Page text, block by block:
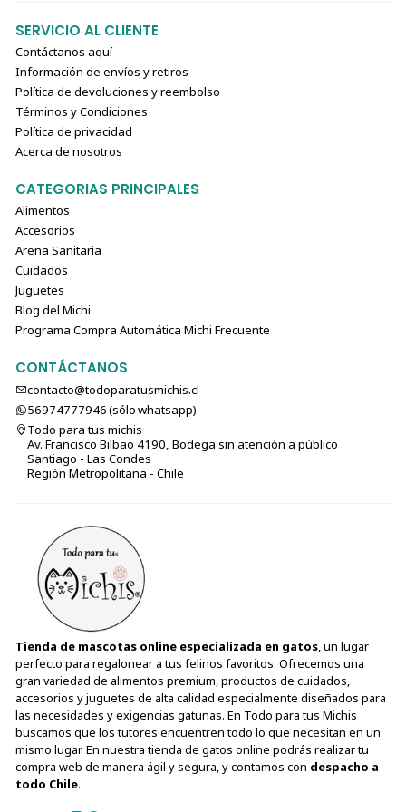
🌱 Ingredientes destacados
Pollo deshuesado, harina de pollo, guisantes, lentejas,
avena, cebada perlada, grasa de pollo, pollo liofilizado,
calabaza, batata, manzana, zanahoria, arándanos azules y
rojos, hígado de bacalao liofilizado, mejillón verde, algas
marinas, aceite de pescado, jengibre, extracto de yucca y
✨ Dale a tu michi esterilizado o indoor una dieta deliciosa,
saludable y adaptada a su estilo de vida.
¡Encuéntralo en Todo para tus Michis y mejora su
bienestar día a día!
SERVICIO AL CLIENTE
Contáctanos aquí
Información de envíos y retiros
Política de devoluciones y reembolso
Términos y Condiciones
Política de privacidad
Acerca de nosotros
CATEGORIAS PRINCIPALES
Alimentos
Accesorios
Arena Sanitaria
Cuidados
Juguetes
Blog del Michi
Programa Compra Automática Michi Frecuente
CONTÁCTANOS
contacto@todoparatusmichis.cl
56974777946 (sólo⁣⁣⁣⁣⁣​​​​​​​​​​​​​​​ whatsapp)
Todo para tus michis
Av. Francisco Bilbao 4190, Bodega sin atención a público
Santiago - Las Condes
Región Metropolitana - Chile
Tienda de mascotas online especializada en gatos, un lugar
perfecto para regalonear a tus felinos favoritos. Ofrecemos una
gran variedad de alimentos premium, productos de cuidados,
accesorios y juguetes de alta calidad especialmente diseñados para
las necesidades y exigencias gatunas. En Todo para tus Michis
buscamos que los tutores encuentren todo lo que necesitan en un
mismo lugar. En nuestra tienda de gatos online podrás realizar tu
compra web de manera ágil y segura, y contamos con despacho a
todo Chile.